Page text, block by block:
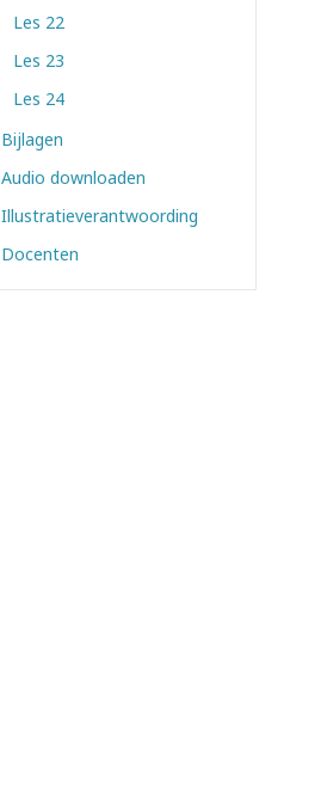
Les 22
Les 23
Les 24
Bijlagen
Audio downloaden
Illustratieverantwoording
Docenten